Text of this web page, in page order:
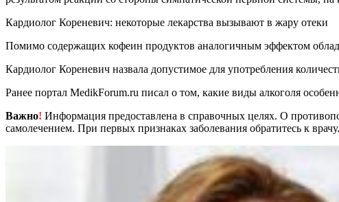
Кардиолог Кореневич: некоторые лекарства вызывают в жару отеки
Помимо содержащих кофеин продуктов аналогичным эффектом
Кардиолог Кореневич назвала допустимое для употребления
Ранее портал MedikForum.ru писал о том, какие виды алкоголя
Важно! Информация предоставлена в справочных целях. О
самолечением. При первых признаках заболевания обратитесь к врачу.